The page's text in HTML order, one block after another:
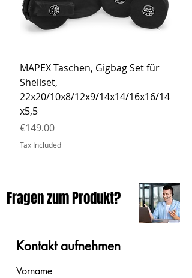
MAPEX Taschen, Gigbag Set für
Shellset,
22x20/10x8/12x9/14x14/16x16/14
x5,5
Price
€149.00
Tax Included
Price
Tax
Fragen zum Produkt?
Kontakt aufnehmen
Vorname